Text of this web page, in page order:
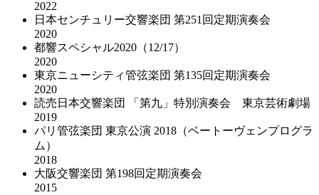
2022
日本センチュリー交響楽団 第251回定期演奏会
2020
都響スペシャル2020（12/17）
2020
東京ニューシティ管弦楽団 第135回定期演奏会
2020
読売日本交響楽団 「第九」特別演奏会 東京芸術劇場
2019
パリ管弦楽団 東京公演 2018（ベートーヴェンプログラ
ム）
2018
大阪交響楽団 第198回定期演奏会
2015